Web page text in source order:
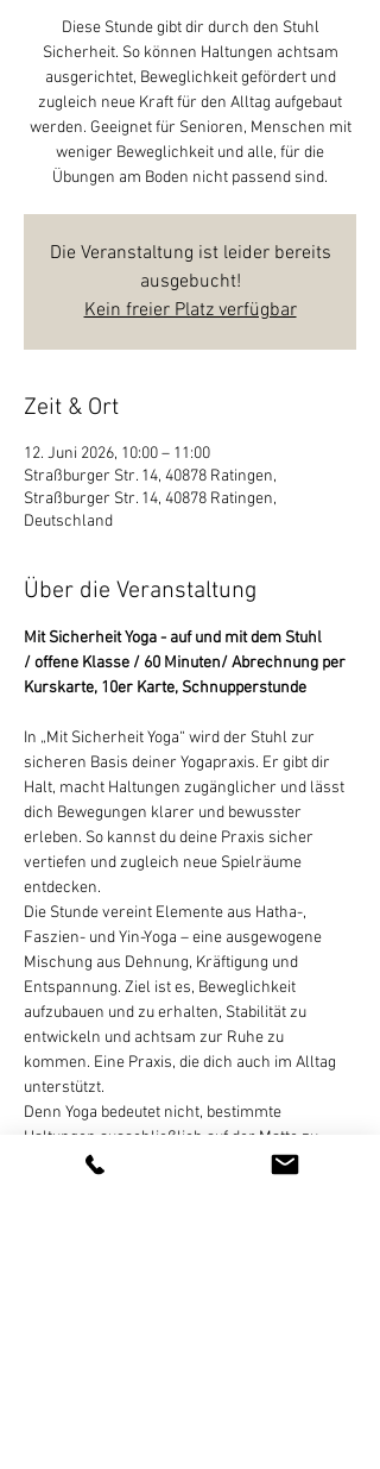
Diese Stunde gibt dir durch den Stuhl
Sicherheit. So können Haltungen achtsam
ausgerichtet, Beweglichkeit gefördert und
zugleich neue Kraft für den Alltag aufgebaut
werden. Geeignet für Senioren, Menschen mit
weniger Beweglichkeit und alle, für die
Übungen am Boden nicht passend sind.
Die Veranstaltung ist leider bereits
ausgebucht!
Kein freier Platz verfügbar
Zeit & Ort
12. Juni 2026, 10:00 – 11:00
Straßburger Str. 14, 40878 Ratingen,
Straßburger Str. 14, 40878 Ratingen,
Deutschland
Über die Veranstaltung
Mit Sicherheit Yoga - auf und mit dem Stuhl
/ offene Klasse / 60 Minuten/ Abrechnung per
Kurskarte, 10er Karte, Schnupperstunde
In „Mit Sicherheit Yoga“ wird der Stuhl zur
sicheren Basis deiner Yogapraxis. Er gibt dir
Halt, macht Haltungen zugänglicher und lässt
dich Bewegungen klarer und bewusster
erleben. So kannst du deine Praxis sicher
vertiefen und zugleich neue Spielräume
entdecken.
Die Stunde vereint Elemente aus Hatha-,
Faszien- und Yin-Yoga – eine ausgewogene
Mischung aus Dehnung, Kräftigung und
Entspannung. Ziel ist es, Beweglichkeit
aufzubauen und zu erhalten, Stabilität zu
entwickeln und achtsam zur Ruhe zu
kommen. Eine Praxis, die dich auch im Alltag
unterstützt.
Denn Yoga bedeutet nicht, bestimmte
Haltungen ausschließlich auf der Matte zu
üben. Mit dem Stuhl eröffnen sich neue